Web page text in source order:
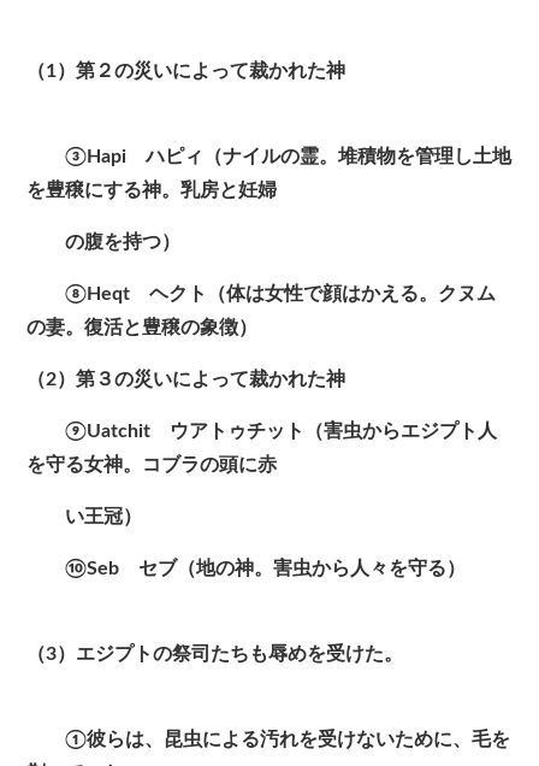
（1）第２の災いによって裁かれた神
③Hapi ハピィ（ナイルの霊。堆積物を管理し土地
を豊穣にする神。乳房と妊婦
の腹を持つ）
⑧Heqt ヘクト（体は女性で顔はかえる。クヌム
の妻。復活と豊穣の象徴）
（2）第３の災いによって裁かれた神
⑨Uatchit ウアトゥチット（害虫からエジプト人
を守る女神。コブラの頭に赤
い王冠）
⑩Seb セブ（地の神。害虫から人々を守る）
（3）エジプトの祭司たちも辱めを受けた。
①彼らは、昆虫による汚れを受けないために、毛を